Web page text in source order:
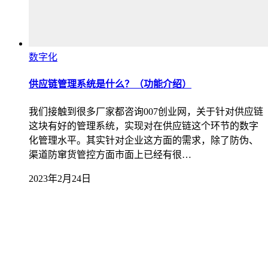
数字化
供应链管理系统是什么？（功能介绍）
我们接触到很多厂家都咨询007创业网，关于针对供应链
这块有好的管理系统，实现对在供应链这个环节的数字
化管理水平。其实针对企业这方面的需求，除了防伪、
渠道防窜货管控方面市面上已经有很…
2023年2月24日